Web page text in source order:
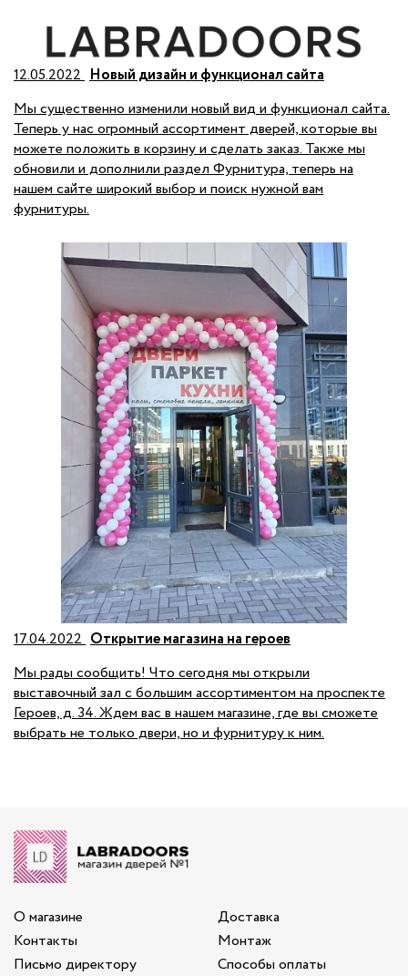
12.05.2022 Новый дизайн и функционал сайта
Мы существенно изменили новый вид и функционал сайта.
Теперь у нас огромный ассортимент дверей, которые вы
можете положить в корзину и сделать заказ. Также мы
обновили и дополнили раздел Фурнитура, теперь на
нашем сайте широкий выбор и поиск нужной вам
фурнитуры.
17.04.2022 Открытие магазина на героев
Мы рады сообщить! Что сегодня мы открыли
выставочный зал с большим ассортиментом на проспекте
Героев, д. 34. Ждем вас в нашем магазине, где вы сможете
выбрать не только двери, но и фурнитуру к ним.
О магазине
Контакты
Письмо директору
Доставка
Монтаж
Способы оплаты